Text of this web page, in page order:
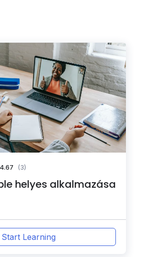
4.67 (3)
helyes alkalmazása
Start Learning